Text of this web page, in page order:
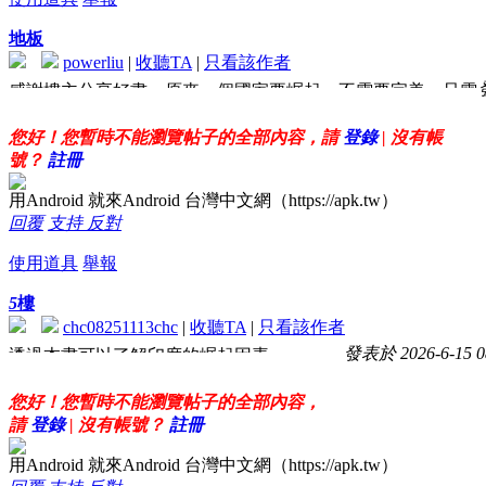
地板
powerliu | 收聽TA | 只看該作者
感謝樓主分享好書，原來一個國家要崛起，不需要完美，只需
您好！您暫時不能瀏覽帖子的全部內容，請登錄 | 沒有帳
號？ 註冊
用Android 就來Android 台灣中文網（https://apk.tw）
回覆 支持 反對
使用道具 舉報
5樓
chc08251113chc | 收聽TA | 只看該作者
發表於 2026-6-15
透過本書可以了解印度的崛起因素
您好！您暫時不能瀏覽帖子的全部內容，
請登錄 | 沒有帳號？ 註冊
用Android 就來Android 台灣中文網（https://apk.tw）